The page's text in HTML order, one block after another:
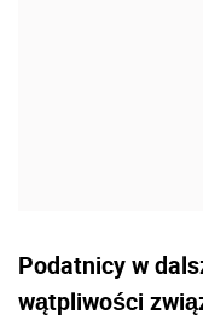
Podatnicy w
wątpliwości